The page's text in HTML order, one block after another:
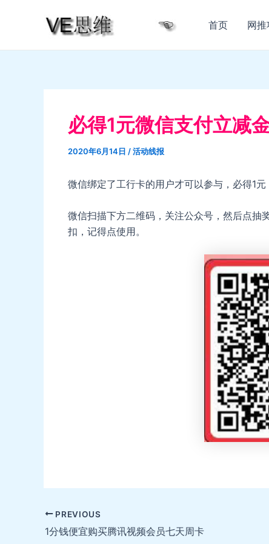
首页 网推
必得1元微信支付立减
2020年6月14日 /活动线报
微信绑定了工行卡的用户才可以参与，必得1元
微信扫描下方二维码，关注公众号，然后点抽
扣，记得点使用。
Post
navigation
PREVIOUS
1分钱便宜购买腾讯视频会员七天周卡